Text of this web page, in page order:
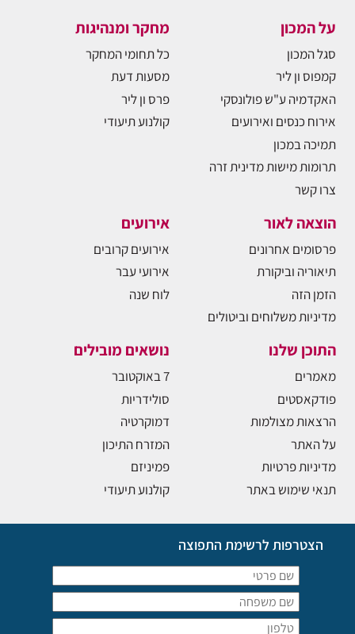
על המכון
סגל המכון
קמפוס ון ליר
האקדמיה ע"ש פולונסקי
אירוח כנסים ואירועים
תמיכה במכון
תרומות מישות מדינית זרה
צרו קשר
מחקר ומנהיגות
כל תחומי המחקר
מסעות דעת
פרס ון ליר
קולנוע תיעודי
הוצאה לאור
פרסומים אחרונים
תיאוריה וביקורת
הזמן הזה
מדיניות משלוחים וביטולים
אירועים
אירועים קרובים
אירועי עבר
לוח שנה
התוכן שלנו
מאמרים
פודקאסטים
הרצאות מצולמות
על האתר
מדיניות פרטיות
תנאי שימוש באתר
נושאים מובילים
7 באוקטובר
סולידריות
דמוקרטיה
המזרח התיכון
פמיניזם
קולנוע תיעודי
הצטרפות לרשימת התפוצה